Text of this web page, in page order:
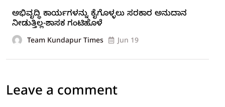
ಅಭಿವೃದ್ಧಿ ಕಾರ್ಯಗಳನ್ನು ಕೈಗೊಳ್ಳಲು ಸರಕಾರ ಅನುದಾನ
ನೀಡುತ್ತಿಲ್ಲ-ಶಾಸಕ ಗಂಟಿಹೊಳೆ
Team Kundapur Times Jun 19
Leave a comment